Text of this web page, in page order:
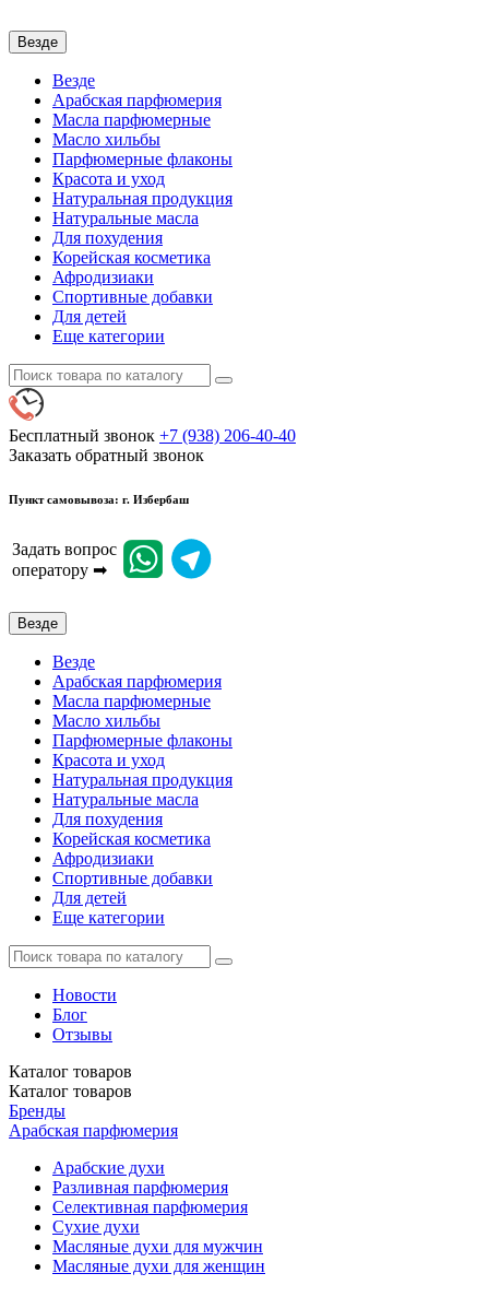
Везде
Везде
Арабская парфюмерия
Масла парфюмерные
Масло хильбы
Парфюмерные флаконы
Красота и уход
Натуральная продукция
Натуральные масла
Для похудения
Корейская косметика
Афродизиаки
Спортивные добавки
Для детей
Еще категории
Бесплатный звонок +7 (938) 206-40-40
Заказать обратный звонок
Пункт самовывоза: г. Избербаш
Задать вопрос
оператору ➡
Везде
Везде
Арабская парфюмерия
Масла парфюмерные
Масло хильбы
Парфюмерные флаконы
Красота и уход
Натуральная продукция
Натуральные масла
Для похудения
Корейская косметика
Афродизиаки
Спортивные добавки
Для детей
Еще категории
Новости
Блог
Отзывы
Каталог товаров
Каталог товаров
Бренды
Арабская парфюмерия
Арабские духи
Разливная парфюмерия
Селективная парфюмерия
Сухие духи
Масляные духи для мужчин
Масляные духи для женщин